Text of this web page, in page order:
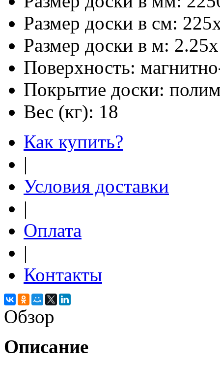
Размер доски в см:
Размер доски в м:
Поверхность:
Покрытие доски:
Вес (кг): 18
Как купить?
|
Условия доставки
|
Оплата
|
Контакты
Обзор
Описание